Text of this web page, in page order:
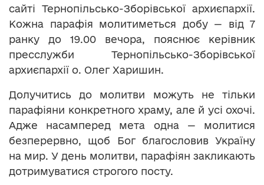
сайті Тернопільсько-Зборівської архиєпархії.
Кожна парафія молитиметься добу — від 7
ранку до 19.00 вечора, пояснює керівник
пресслужби Тернопільсько-Зборівської
архиєпархії о. Олег Харишин.
Долучитись до молитви можуть не тільки
парафіяни конкретного храму, але й усі охочі.
Адже насамперед мета одна — молитися
безперервно, щоб Бог благословив Україну
на мир. У день молитви, парафіян закликають
дотримуватися строгого посту.